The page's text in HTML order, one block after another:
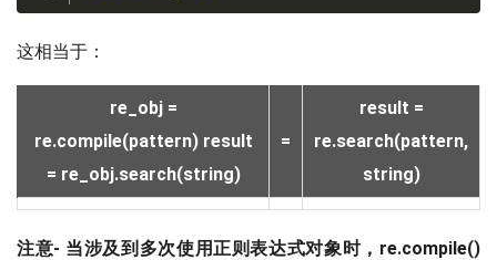
这相当于：
re_obj =
re.compile(pattern) result
= re_obj.search(string)
=
result =
re.search(pattern,
string)
注意- 当涉及到多次使用正则表达式对象时，re.compile()